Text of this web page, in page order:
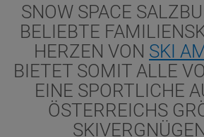
SNOW SPACE
BELIEBTE
HERZEN VON SKI
BIETET SOMIT ALLE
EINE SPORTLICHE
ÖSTERREICHS
KIVERGNÜGEN